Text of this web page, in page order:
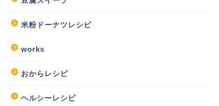
米粉ドーナツレシピ
works
おからレシピ
ヘルシーレシピ